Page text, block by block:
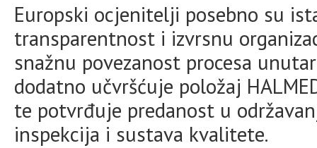
Europski ocjenitelji posebno su
transparentnost i izvrsnu
snažnu povezanost procesa
dodatno učvršćuje položaj
te potvrđuje predanost u
inspekcija i sustava kvalitete.